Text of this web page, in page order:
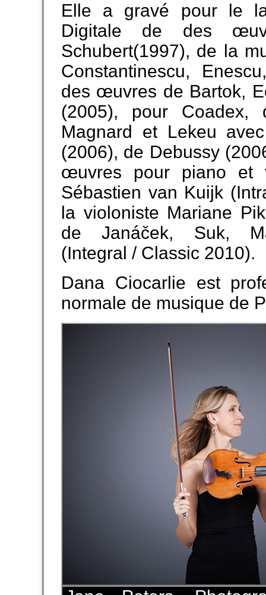
Elle a gravé pour le
Digitale de des
Schubert(1997), de la
Constantinescu,
des œuvres de Bartok,
(2005), pour
Magnard et Lekeu
(2006), de Debussy
œuvres pour piano et
Sébastien van Kuijk
la violoniste Mariane
de Janáček, Suk,
(Integral / Classic 2010).
Dana Ciocarlie est
normale de musique de